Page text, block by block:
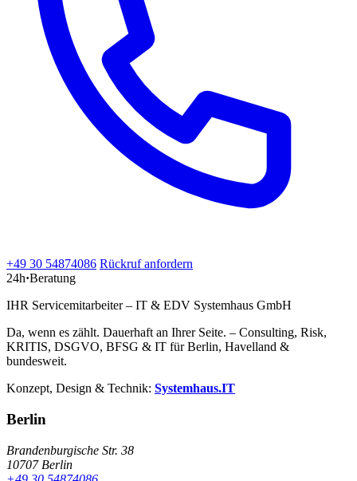
+49 30 54874086 Rückruf anfordern
24h·Beratung
IHR Servicemitarbeiter – IT & EDV Systemhaus GmbH
Da, wenn es zählt. Dauerhaft an Ihrer Seite. – Consulting, Risk,
KRITIS, DSGVO, BFSG & IT für Berlin, Havelland &
bundesweit.
Konzept, Design & Technik: Systemhaus.IT
Berlin
Brandenburgische Str. 38
10707 Berlin